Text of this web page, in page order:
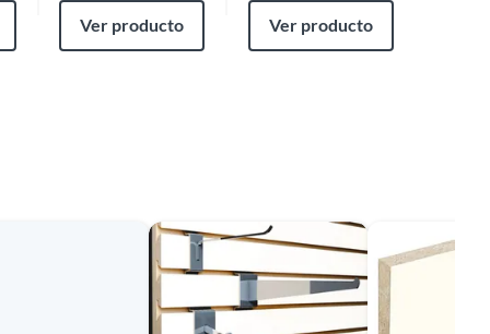
Ver producto Ver producto